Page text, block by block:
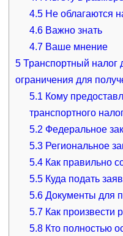
4.5 Не облагаются
4.6 Важно знать
4.7 Ваше мнение
5Транспортный налог
ограничения для
5.1 Кому
транспортного
5.2 Федеральное
5.3 Региональное
5.4 Как правильно
5.5 Куда подать
5.6 Документы для
5.7 Как произвести
5.8 Кто полностью